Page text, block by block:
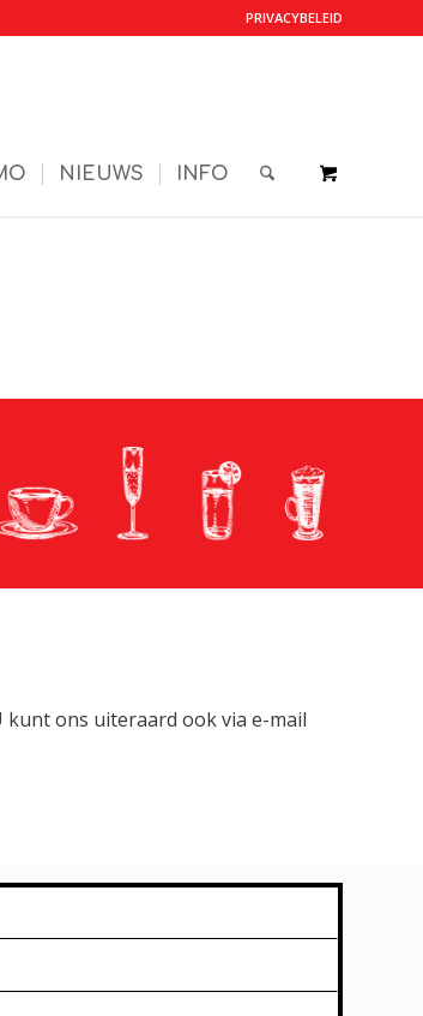
PRIVACYBELEID
NIEUWS INFO
kunt ons uiteraard ook via e-mail